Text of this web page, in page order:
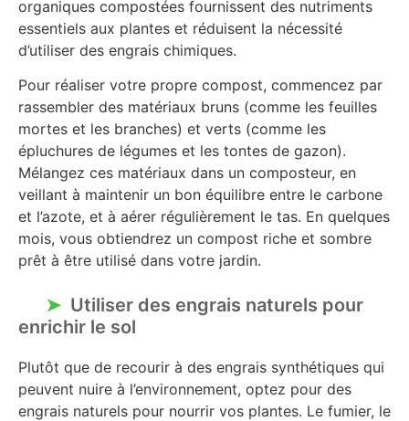
organiques compostées fournissent des nutriments
essentiels aux plantes et réduisent la nécessité
d’utiliser des engrais chimiques.
Pour réaliser votre propre compost, commencez par
rassembler des matériaux bruns (comme les feuilles
mortes et les branches) et verts (comme les
épluchures de légumes et les tontes de gazon).
Mélangez ces matériaux dans un composteur, en
veillant à maintenir un bon équilibre entre le carbone
et l’azote, et à aérer régulièrement le tas. En quelques
mois, vous obtiendrez un compost riche et sombre
prêt à être utilisé dans votre jardin.
Utiliser des engrais naturels pour
enrichir le sol
Plutôt que de recourir à des engrais synthétiques qui
peuvent nuire à l’environnement, optez pour des
engrais naturels pour nourrir vos plantes. Le fumier, le